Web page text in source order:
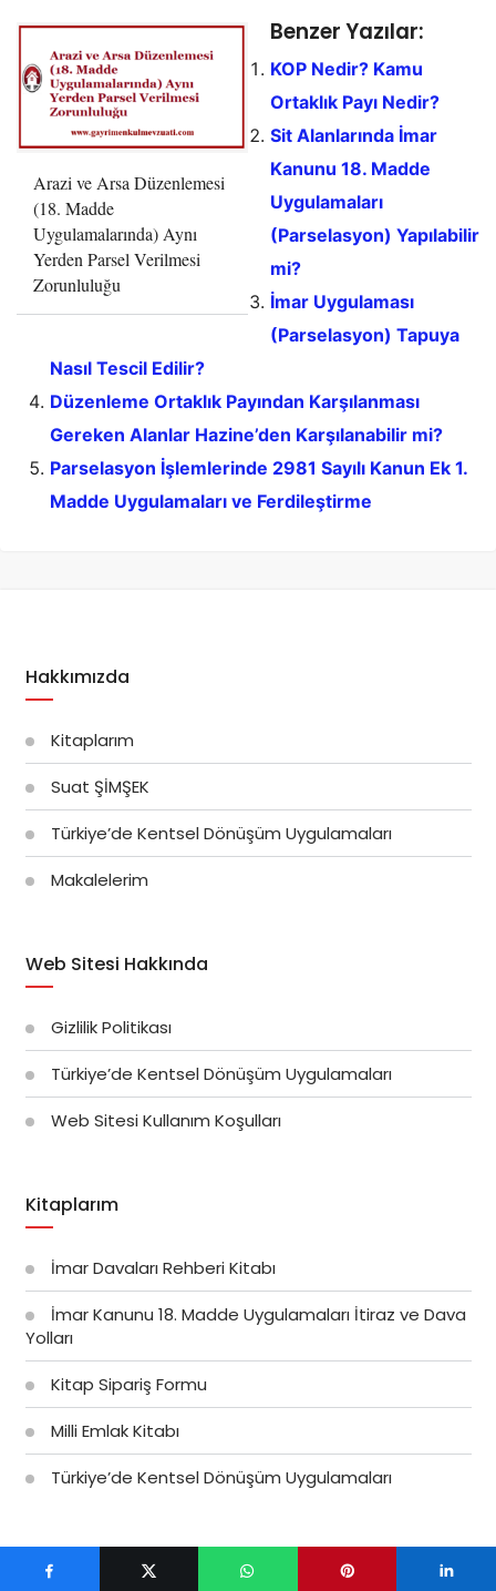
Arazi ve Arsa Düzenlemesi
(18. Madde
Uygulamalarında) Aynı
Yerden Parsel Verilmesi
Zorunluluğu
Benzer Yazılar:
KOP Nedir? Kamu
Ortaklık Payı Nedir?
Sit Alanlarında İmar
Kanunu 18. Madde
Uygulamaları
(Parselasyon) Yapılabilir
mi?
İmar Uygulaması
(Parselasyon) Tapuya
Nasıl Tescil Edilir?
Düzenleme Ortaklık Payından Karşılanması
Gereken Alanlar Hazine’den Karşılanabilir mi?
Parselasyon İşlemlerinde 2981 Sayılı Kanun Ek 1.
Madde Uygulamaları ve Ferdileştirme
Hakkımızda
Kitaplarım
Suat ŞİMŞEK
Türkiye’de Kentsel Dönüşüm Uygulamaları
Makalelerim
Web Sitesi Hakkında
Gizlilik Politikası
Türkiye’de Kentsel Dönüşüm Uygulamaları
Web Sitesi Kullanım Koşulları
Kitaplarım
İmar Davaları Rehberi Kitabı
İmar Kanunu 18. Madde Uygulamaları İtiraz ve Dava
Yolları
Kitap Sipariş Formu
Milli Emlak Kitabı
Türkiye’de Kentsel Dönüşüm Uygulamaları
Kategoriler